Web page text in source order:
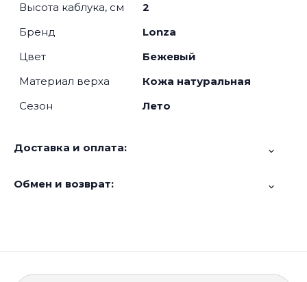
Высота каблука, см
2
Бренд
Lonza
Цвет
Бежевый
Материал верха
Кожа натуральная
Сезон
Лето
Доставка и оплата:
Обмен и возврат: